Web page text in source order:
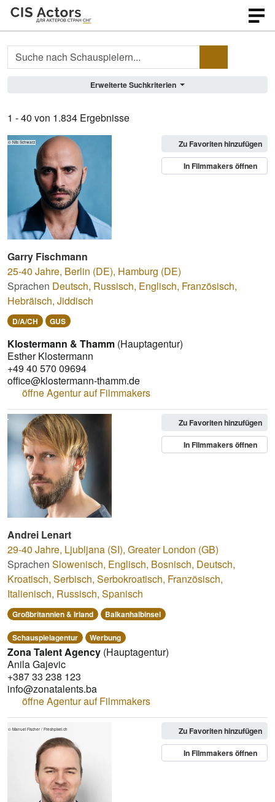
Profilsuche
Erweiterte Suchkriterien
1 - 40 von 1.834 Ergebnisse
Zu Favoriten hinzufügen
In Filmmakers öffnen
© Nils Schwarz
25-40 Jahre, Berlin (DE), Hamburg (DE)
Sprachen Deutsch, Russisch, Englisch, Französisch,
Hebräisch, Jiddisch
D/A/CH GUS
Garry Fischmann
Klostermann & Thamm (Hauptagentur)
Esther Klostermann
+49 40 570 09694
office@klostermann-thamm.de
öffne Agentur auf Filmmakers
Zu Favoriten hinzufügen
In Filmmakers öffnen
29-40 Jahre, Ljubljana (SI), Greater London (GB)
Sprachen Slowenisch, Englisch, Bosnisch, Deutsch,
Kroatisch, Serbisch, Serbokroatisch, Französisch,
Italienisch, Russisch, Spanisch
Großbritannien & Irland Balkanhalbinsel
Andrei Lenart
Schauspielagentur Werbung
Zona Talent Agency (Hauptagentur)
Anila Gajevic
+387 33 238 123
info@zonatalents.ba
öffne Agentur auf Filmmakers
Zu Favoriten hinzufügen
In Filmmakers öffnen
© Manuel Fischer / Freshpixel.ch